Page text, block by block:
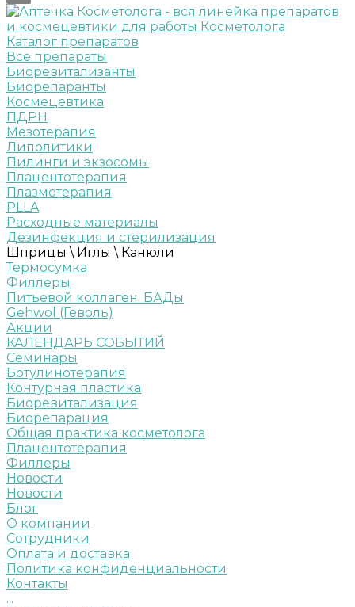
Каталог препаратов
Все препараты
Биоревитализанты
Биорепаранты
Космецевтика
ПДРН
Мезотерапия
Липолитики
Пилинги и экзосомы
Плацентотерапия
Плазмотерапия
PLLA
Расходные материалы
Дезинфекция и стерилизация
Шприцы \ Иглы \ Канюли
Термосумка
Филлеры
Питьевой коллаген. БАДы
Gehwol (Геволь)
Акции
КАЛЕНДАРЬ СОБЫТИЙ
Семинары
Ботулинотерапия
Контурная пластика
Биоревитализация
Биорепарация
Общая практика косметолога
Плацентотерапия
Филлеры
Новости
Новости
Блог
О компании
Сотрудники
Оплата и доставка
Политика конфиденциальности
Контакты
...